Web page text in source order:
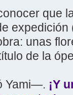
que
unas
de la
Yami―. ¡Y